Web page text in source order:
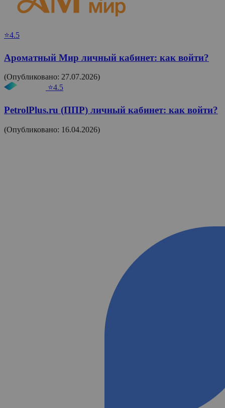
⭐4.5
Ароматный Мир личный кабинет: как войти?
(Опубликовано: 27.07.2026)
⭐4.5
PetrolPlus.ru (ППР) личный кабинет: как войти?
(Опубликовано: 16.04.2026)